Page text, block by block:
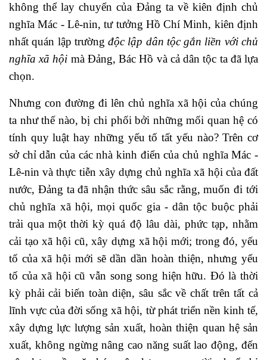
không thể lay chuyển của Đảng ta về kiên định chủ
nghĩa Mác - Lê-nin, tư tưởng Hồ Chí Minh, kiên định
nhất quán lập trườngđộc lập dân tộc gắn liền với chủ
nghĩa xã hội mà Đảng, Bác Hồ và cả dân tộc ta đã lựa
chọn.
Nhưng con đường đi lên chủ nghĩa xã hội của chúng
ta như thế nào, bị chi phối bởi những mối quan hệ có
tính quy luật hay những yếu tố tất yếu nào? Trên cơ
sở chỉ dẫn của các nhà kinh điển của chủ nghĩa Mác -
Lê-nin và thực tiễn xây dựng chủ nghĩa xã hội của đất
nước, Đảng ta đã nhận thức sâu sắc rằng, muốn đi tới
chủ nghĩa xã hội, mọi quốc gia - dân tộc buộc phải
trải qua một thời kỳ quá độ lâu dài, phức tạp, nhằm
cải tạo xã hội cũ, xây dựng xã hội mới; trong đó, yếu
tố của xã hội mới sẽ dần dần hoàn thiện, nhưng yếu
tố của xã hội cũ vẫn song song hiện hữu. Đó là thời
kỳ phải cải biến toàn diện, sâu sắc về chất trên tất cả
lĩnh vực của đời sống xã hội, từ phát triển nền kinh tế,
xây dựng lực lượng sản xuất, hoàn thiện quan hệ sản
xuất, không ngừng nâng cao năng suất lao động, đến